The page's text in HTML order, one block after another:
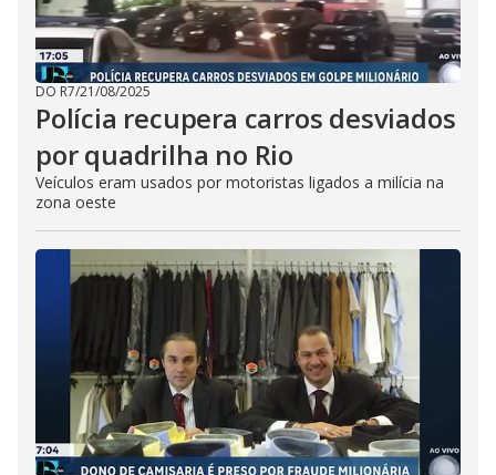
DO R7/21/08/2025
Polícia recupera carros desviados
por quadrilha no Rio
Veículos eram usados por motoristas ligados a milícia na
zona oeste